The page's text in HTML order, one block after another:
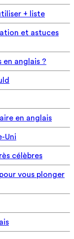
+ liste
et astuces
anglais ?
en anglais
Uni
célèbres
vous plonger